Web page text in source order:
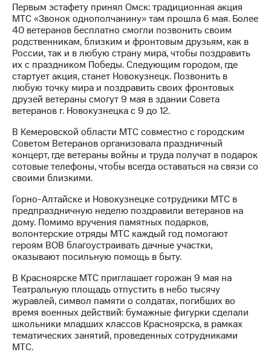
отчетность
Контакты
Пригласить
спикера
и акционерам
Корпоративное
управление
Корпоративный
секретарь
Раскрытие
информации
Информация
акционерам
Документы
ПАО
"МТС"
Собрания
акционеров
Личный
кабинет
акционера
Акционерный
капитал
Контроль
и
аудит
Первым эстафету принял Омск: традиционная акция
МТС «Звонок однополчанину» там прошла 6 мая. Более
40 ветеранов бесплатно смогли позвонить своим
родственникам, близким и фронтовым друзьям, как в
России, так и в любую страну мира, чтобы поздравить
их с праздником Победы. Следующим городом, где
стартует акция, станет Новокузнецк. Позвонить в
любую точку мира и поздравить своих фронтовых
друзей ветераны смогут 9 мая в здании Совета
ветеранов г. Новокузнецка с 9 до 12.
В Кемеровской области МТС совместно с городским
Советом Ветеранов организовала праздничный
концерт, где ветераны войны и труда получат в подарок
сотовые телефоны, чтобы всегда оставаться на связи со
своими близкими.
Горно-Алтайске и Новокузнецке сотрудники МТС в
предпраздничную неделю поздравили ветеранов на
дому. Помимо вручения памятных подарков,
волонтерские отряды МТС каждый год помогают
героям ВОВ благоустраивать дачные участки,
оказывают посильную помощь в быту.
В Красноярске МТС приглашает горожан 9 мая на
Театральную площадь отпустить в небо тысячу
журавлей, символ памяти о солдатах, погибших во
время военных действий: бумажные фигурки сделали
школьники младших классов Красноярска, в рамках
тематических занятий, проведенных сотрудниками
МТС.